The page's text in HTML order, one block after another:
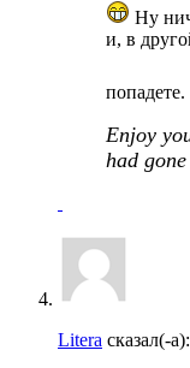
Ну
и, в
попадете.
Enjoy
had
Litera сказал(-а):